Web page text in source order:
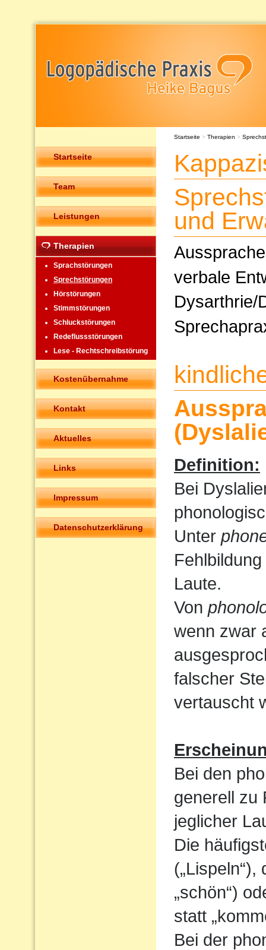
Startseite
Team
Leistungen
Therapien
Sprachstörungen
Sprechstörungen
Hörstörungen
Stimmstörungen
Schluckstörungen
Redeflussstörungen
Lese - Rechtschreibstörung
Kostenübernahme
Kontakt
Aktuelles
Links
Impressum
Datenschutzerklärung
Startseite > Therapien >
und
verbale
Dysarthrie/
Definition:
Bei
Unter
Laute.
Von
wenn zwar
falscher
vertauscht
Bei den
generell zu
jeglicher
Die
„schön“)
statt
Bei der